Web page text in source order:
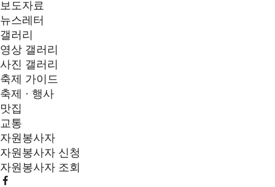
보도자료
뉴스레터
갤러리
영상 갤러리
사진 갤러리
축제 가이드
축제 · 행사
맛집
교통
자원봉사자
자원봉사자 신청
자원봉사자 조회